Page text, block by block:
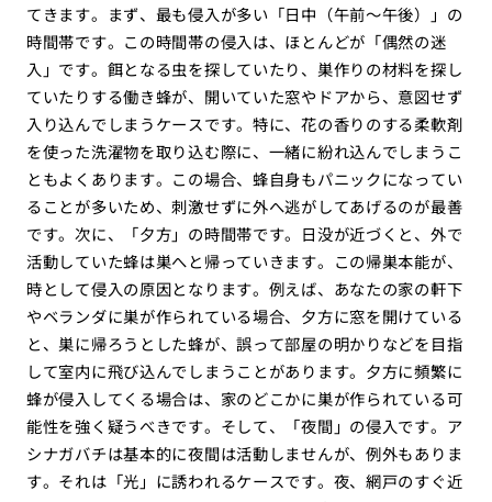
てきます。まず、最も侵入が多い「日中（午前〜午後）」の
時間帯です。この時間帯の侵入は、ほとんどが「偶然の迷
入」です。餌となる虫を探していたり、巣作りの材料を探し
ていたりする働き蜂が、開いていた窓やドアから、意図せず
入り込んでしまうケースです。特に、花の香りのする柔軟剤
を使った洗濯物を取り込む際に、一緒に紛れ込んでしまうこ
ともよくあります。この場合、蜂自身もパニックになってい
ることが多いため、刺激せずに外へ逃がしてあげるのが最善
です。次に、「夕方」の時間帯です。日没が近づくと、外で
活動していた蜂は巣へと帰っていきます。この帰巣本能が、
時として侵入の原因となります。例えば、あなたの家の軒下
やベランダに巣が作られている場合、夕方に窓を開けている
と、巣に帰ろうとした蜂が、誤って部屋の明かりなどを目指
して室内に飛び込んでしまうことがあります。夕方に頻繁に
蜂が侵入してくる場合は、家のどこかに巣が作られている可
能性を強く疑うべきです。そして、「夜間」の侵入です。ア
シナガバチは基本的に夜間は活動しませんが、例外もありま
す。それは「光」に誘われるケースです。夜、網戸のすぐ近